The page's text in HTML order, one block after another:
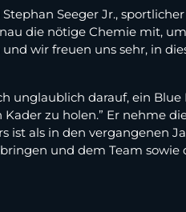
Seeger Jr.,
die nötige Chemie mit,
wir freuen uns sehr, in
unglaublich darauf, ein Blue
zu holen.” Er nehme
ist als in den vergangenen
und dem Team sowie